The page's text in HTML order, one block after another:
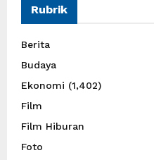
Rubrik
Berita
Budaya
Ekonomi (1,402)
Film
Film Hiburan
Foto